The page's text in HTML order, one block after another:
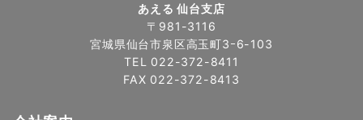
あえる 仙台支店
〒981-3116
宮城県仙台市泉区高玉町3ｰ6-103
TEL 022-372-8411
FAX 022-372-8413